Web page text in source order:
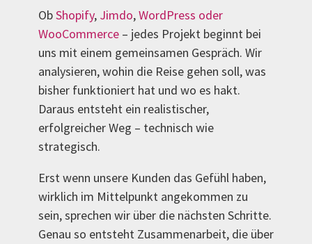
ObShopify, Jimdo,WordPress oder
WooCommerce– jedes Projekt beginnt bei
uns mit einem gemeinsamen Gespräch. Wir
analysieren, wohin die Reise gehen soll, was
bisher funktioniert hat und wo es hakt.
Daraus entsteht ein realistischer,
erfolgreicher Weg – technisch wie
strategisch.
Erst wenn unsere Kunden das Gefühl haben,
wirklich im Mittelpunkt angekommen zu
sein, sprechen wir über die nächsten Schritte.
Genau so entsteht Zusammenarbeit, die über